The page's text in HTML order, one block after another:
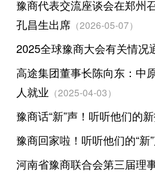
豫商代表交流座谈会在郑州
孔昌生出席（2026-05-07）
2025全球豫商大会有关情况
高途集团董事长陈向东：中
人就业 （2025-04-03）
豫商话“新”声！听听他们的
豫商回家啦！听听他们的“新
河南省豫商联合会第三届理